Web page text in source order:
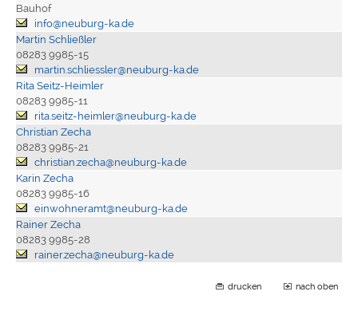
Bauhof
info@neuburg-ka.de
Martin Schließler
08283 9985-15
martin.schliessler@neuburg-ka.de
Rita Seitz-Heimler
08283 9985-11
rita.seitz-heimler@neuburg-ka.de
Christian Zecha
08283 9985-21
christian.zecha@neuburg-ka.de
Karin Zecha
08283 9985-16
einwohneramt@neuburg-ka.de
Rainer Zecha
08283 9985-28
rainer.zecha@neuburg-ka.de
drucken nach oben